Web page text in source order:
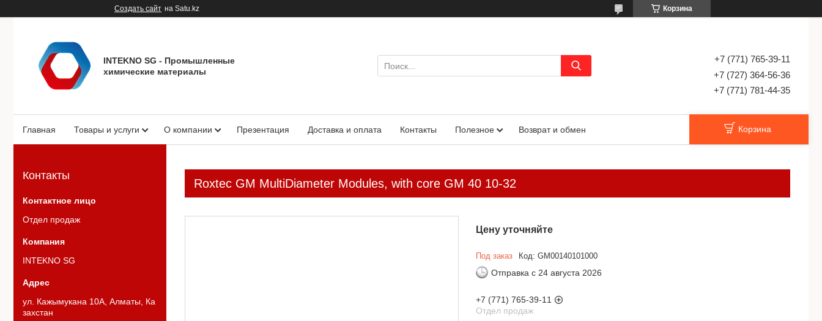
Создать сайт на Satu.kz Корзина
INTEKNO SG - Промышленные
химические материалы
+7 (771) 765-39-11
+7 (727) 364-56-36
+7 (771) 781-44-35
Главная Товары и услуги О компании Презентация Доставка и оплата Контакты Полезное Возврат и обмен Корзина
Roxtec GM MultiDiameter Modules, with core GM 40 10-32
Цену уточняйте
Под заказ Код: GM00140101000
Отправка с 24 августа 2026
+7 (771) 765-39-11
Отдел продаж
Контакты
Отдел продаж
INTEKNO SG
ул. Кажымукана 10А, Алматы, Ка
захстан